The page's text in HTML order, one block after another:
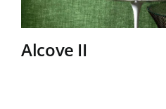
Alcove II